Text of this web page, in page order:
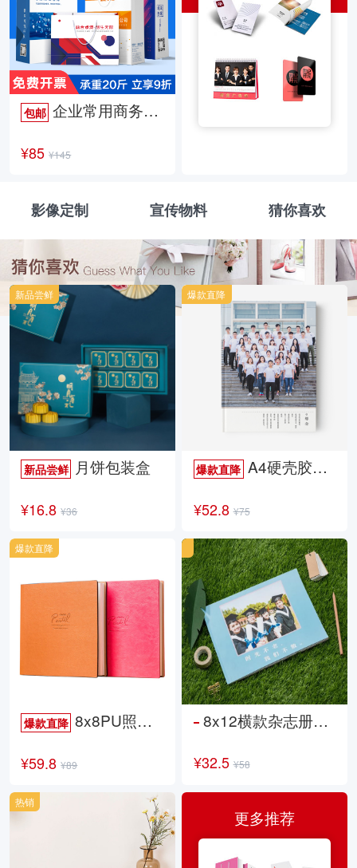
包邮 企业常用商务手提袋
¥85 ¥145
影像定制 宣传物料 猜你喜欢
新品尝鲜 月饼包装盒
¥16.8 ¥36
新品尝鲜
爆款直降A4硬壳胶装照片书34p哑膜
¥52.8 ¥75
爆款直降
爆款直降 8x8PU照片书NewLife
¥59.8 ¥89
爆款直降
8x12横款杂志册26p
¥32.5 ¥58
热销
更多推荐